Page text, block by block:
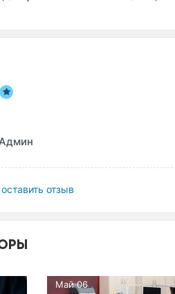
отзыв
Май 06